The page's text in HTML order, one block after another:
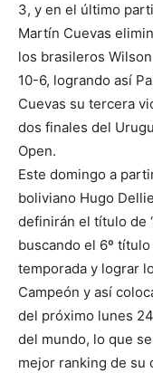
3, y en el último
Martín Cuevas
los brasileros
10-6, logrando así
Cuevas su tercera
dos finales del
Open.
Este domingo a
boliviano Hugo
definirán el título de
buscando el 6º
temporada y lograr
Campeón y así
del próximo lunes
del mundo, lo que
mejor ranking de su